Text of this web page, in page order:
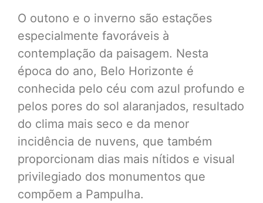
O outono e o inverno são estações
especialmente favoráveis à
contemplação da paisagem. Nesta
época do ano, Belo Horizonte é
conhecida pelo céu com azul profundo e
pelos pores do sol alaranjados, resultado
do clima mais seco e da menor
incidência de nuvens, que também
proporcionam dias mais nítidos e visual
privilegiado dos monumentos que
compõem a Pampulha.